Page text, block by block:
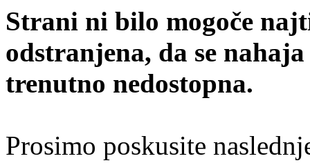
Strani ni bilo mogoče
odstranjena, da se
trenutno nedostopna.
Prosimo poskusite